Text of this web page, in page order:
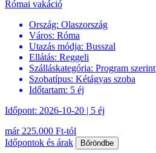
Római vakáció
Ország: Olaszország
Város: Róma
Utazás módja: Busszal
Ellátás: Reggeli
Szálláskategória: Program szerint
Szobatípus: Kétágyas szoba
Időtartam: 5 éj
Időpont: 2026-10-20 | 5 éj
már 225.000 Ft-tól
Időpontok és árak
Bőröndbe